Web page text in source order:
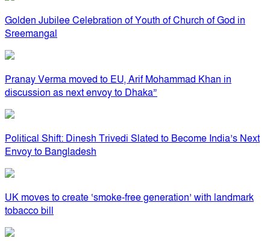
Golden Jubilee Celebration of Youth of Church of God in
Sreemangal
Pranay Verma moved to EU, Arif Mohammad Khan in
discussion as next envoy to Dhaka”
Political Shift: Dinesh Trivedi Slated to Become India’s Next
Envoy to Bangladesh
UK moves to create ‘smoke-free generation’ with landmark
tobacco bill